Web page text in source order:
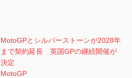
MotoGPとシルバーストーンが2028年
まで契約延長 英国GPの継続開催が
決定
MotoGP